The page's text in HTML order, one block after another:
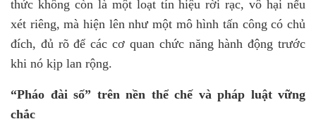
thức không còn là một loạt tín hiệu rời rạc, vô hại nếu
xét riêng, mà hiện lên như một mô hình tấn công có chủ
đích, đủ rõ để các cơ quan chức năng hành động trước
khi nó kịp lan rộng.
“Pháo đài số” trênnền thể chế và pháp luật vững
chắc